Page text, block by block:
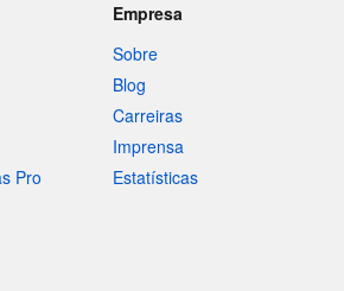
Pro
Empresa
Sobre
Blog
Carreiras
Imprensa
Estatísticas